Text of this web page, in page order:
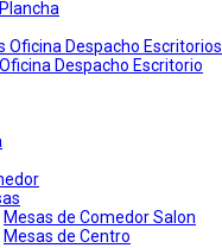
Oficina Despacho Escritorios
Despacho Escritorio
Mesas de Comedor Salon
Mesas de Centro